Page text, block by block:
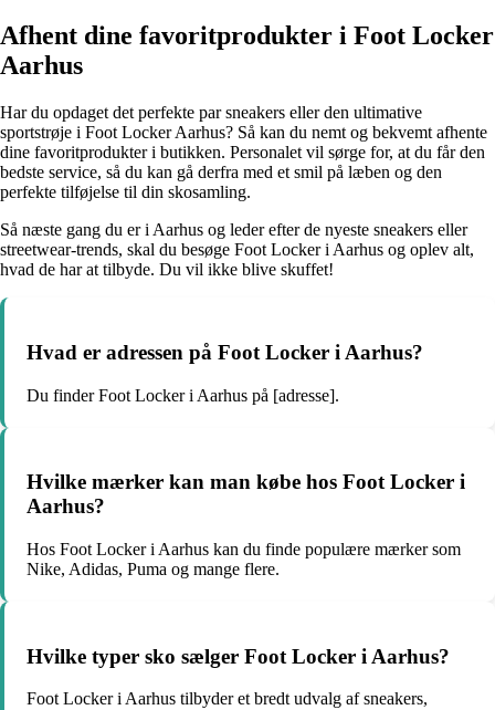
Afhent dine favoritprodukter i Foot Locker
Aarhus
Har du opdaget det perfekte par sneakers eller den ultimative
sportstrøje i Foot Locker Aarhus? Så kan du nemt og bekvemt afhente
dine favoritprodukter i butikken. Personalet vil sørge for, at du får den
bedste service, så du kan gå derfra med et smil på læben og den
perfekte tilføjelse til din skosamling.
Så næste gang du er i Aarhus og leder efter de nyeste sneakers eller
streetwear-trends, skal du besøge Foot Locker i Aarhus og oplev alt,
hvad de har at tilbyde. Du vil ikke blive skuffet!
Hvad er adressen på Foot Locker i Aarhus?
Du finder Foot Locker i Aarhus på [adresse].
Hvilke mærker kan man købe hos Foot Locker i
Aarhus?
Hos Foot Locker i Aarhus kan du finde populære mærker som
Nike, Adidas, Puma og mange flere.
Hvilke typer sko sælger Foot Locker i Aarhus?
Foot Locker i Aarhus tilbyder et bredt udvalg af sneakers,